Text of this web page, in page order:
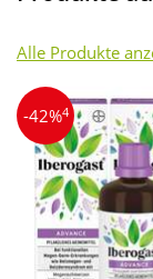
Alle Produkte
-42%4